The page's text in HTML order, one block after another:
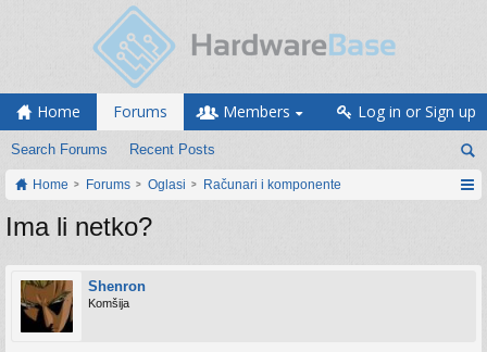
Home Forums
Search Forums Recent Posts
Members Log in or Sign up
Home Forums Oglasi Računari i komponente
Ima li netko?
Shenron
Komšija